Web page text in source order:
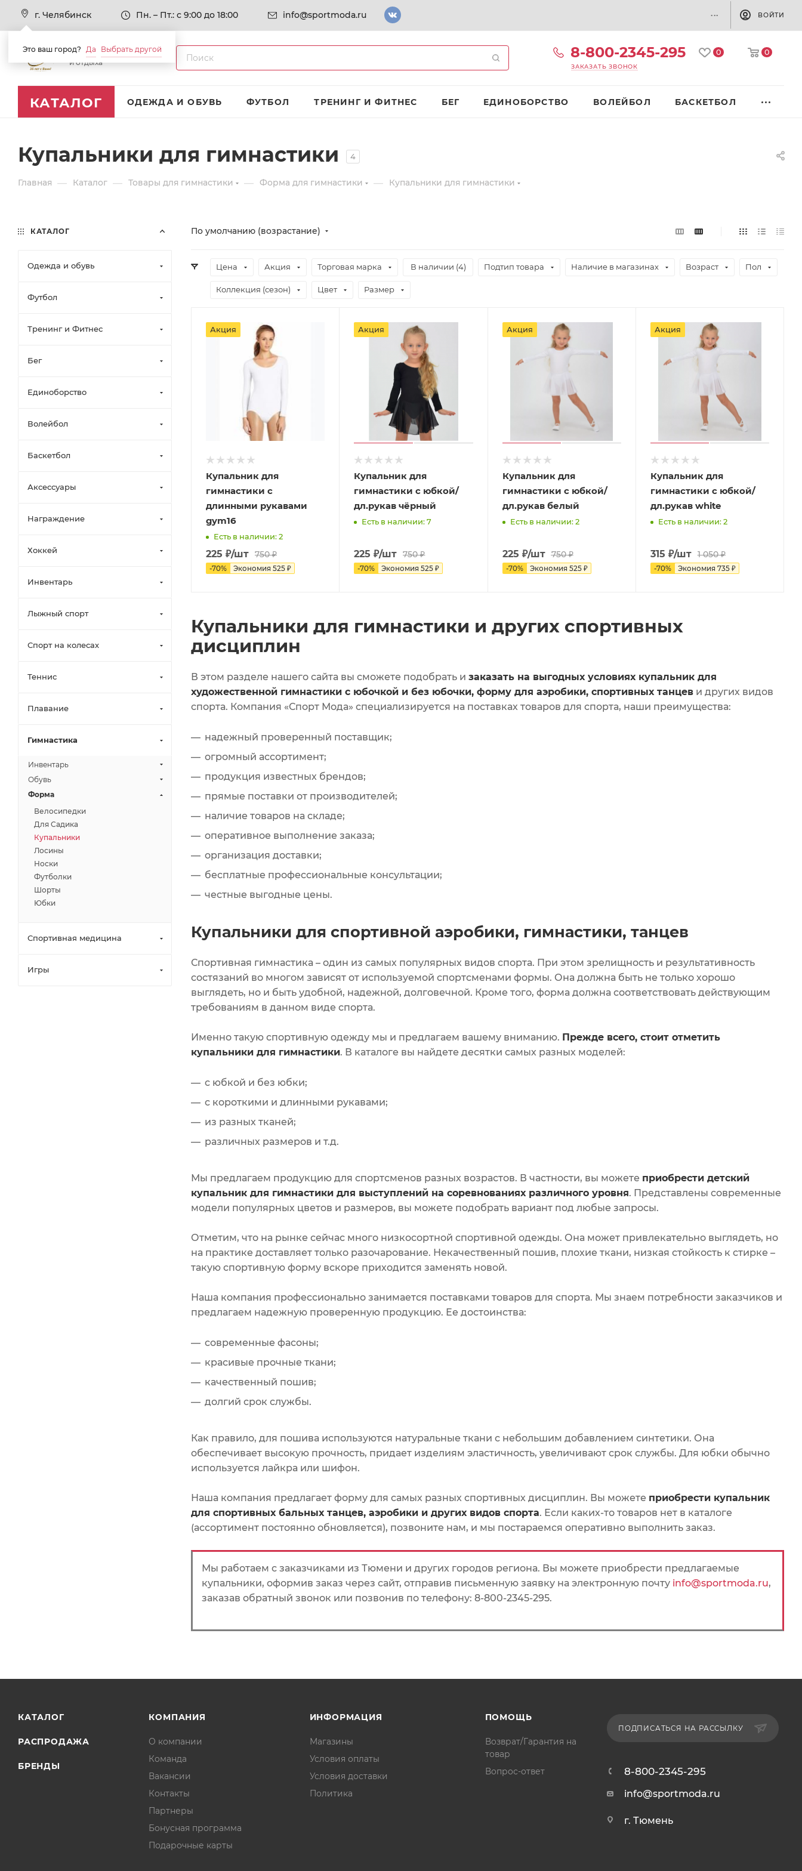
г. Челябинск
Это ваш город? Да Выбрать другой
Пн. – Пт.: с 9:00 до 18:00 info@sportmoda.ru ... ВОЙТИ
Товары для спорта
и отдыха
8-800-2345-295
ЗАКАЗАТЬ ЗВОНОК
0 0
КАТАЛОГ ОДЕЖДА И ОБУВЬ ФУТБОЛ ТРЕНИНГ И ФИТНЕС БЕГ ЕДИНОБОРСТВО ВОЛЕЙБОЛ БАСКЕТБОЛ
Купальники для гимнастики 4
Главная — Каталог — Товары для гимнастики — Форма для гимнастики — Купальники для гимнастики
По умолчанию (возрастание)
Цена Акция Торговая марка В наличии (4) Подтип товара Наличие в магазинах Возраст Пол
Коллекция (сезон) Цвет Размер
Акция
Купальник для
гимнастики с
длинными рукавами
gym16
Есть в наличии: 2
225 ₽/шт 750₽
-70% Экономия 525 ₽
Акция
Купальник для
гимнастики с юбкой/
дл.рукав чёрный
Есть в наличии: 7
225 ₽/шт 750₽
-70% Экономия525 ₽
Акция
Купальник для
гимнастики с юбкой/
дл.рукав белый
Есть в наличии: 2
225 ₽/шт 750₽
-70% Экономия 525₽
Акция
Купальник для
гимнастики с юбкой/
дл.рукав white
Есть в наличии: 2
315 ₽/шт 1 050₽
-70% Экономия 735₽
Купальники для гимнастики и других спортивных
дисциплин
В этом разделе нашего сайта вы сможете подобрать и заказать на выгодных условиях купальник для
художественной гимнастики с юбочкой и без юбочки, форму для аэробики, спортивных танцев и других видов
спорта. Компания «Спорт Мода» специализируется на поставках товаров для спорта, наши преимущества:
надежный проверенный поставщик;
огромный ассортимент;
продукция известных брендов;
прямые поставки от производителей;
наличие товаров на складе;
оперативное выполнение заказа;
организация доставки;
бесплатные профессиональные консультации;
честные выгодные цены.
Купальники для спортивной аэробики, гимнастики, танцев
Спортивная гимнастика – один из самых популярных видов спорта. При этом зрелищность и результативность
состязаний во многом зависят от используемой спортсменами формы. Она должна быть не только хорошо
выглядеть, но и быть удобной, надежной, долговечной. Кроме того, форма должна соответствовать действующим
требованиям в данном виде спорта.
Именно такую спортивную одежду мы и предлагаем вашему вниманию. Прежде всего, стоит отметить
купальники для гимнастики. В каталоге вы найдете десятки самых разных моделей:
с юбкой и без юбки;
с короткими и длинными рукавами;
из разных тканей;
различных размеров и т.д.
Мы предлагаем продукцию для спортсменов разных возрастов. В частности, вы можете приобрести детский
купальник для гимнастики для выступлений на соревнованиях различного уровня. Представлены современные
модели популярных цветов и размеров, вы можете подобрать вариант под любые запросы.
Отметим, что на рынке сейчас много низкосортной спортивной одежды. Она может привлекательно выглядеть, но
на практике доставляет только разочарование. Некачественный пошив, плохие ткани, низкая стойкость к стирке –
такую спортивную форму вскоре приходится заменять новой.
Наша компания профессионально занимается поставками товаров для спорта. Мы знаем потребности заказчиков и
предлагаем надежную проверенную продукцию. Ее достоинства:
современные фасоны;
красивые прочные ткани;
качественный пошив;
долгий срок службы.
Как правило, для пошива используются натуральные ткани с небольшим добавлением синтетики. Она
обеспечивает высокую прочность, придает изделиям эластичность, увеличивают срок службы. Для юбки обычно
используется лайкра или шифон.
Наша компания предлагает форму для самых разных спортивных дисциплин. Вы можете приобрести купальник
для спортивных бальных танцев, аэробики и других видов спорта. Если каких-то товаров нет в каталоге
(ассортимент постоянно обновляется), позвоните нам, и мы постараемся оперативно выполнить заказ.
Мы работаем с заказчиками из Тюмени и других городов региона. Вы можете приобрести предлагаемые
купальники, оформив заказ через сайт, отправив письменную заявку на электронную почту info@sportmoda.ru,
заказав обратный звонок или позвонив по телефону: 8-800-2345-295.
КАТАЛОГ
Одежда и обувь
Футбол
Тренинг и Фитнес
Бег
Единоборство
Волейбол
Баскетбол
Аксессуары
Награждение
Хоккей
Инвентарь
Лыжный спорт
Спорт на колесах
Теннис
Плавание
Гимнастика
Инвентарь
Обувь
Форма
Велосипедки
Для Садика
Купальники
Лосины
Носки
Футболки
Шорты
Юбки
Спортивная медицина
Игры
КАТАЛОГ
РАСПРОДАЖА
БРЕНДЫ
КОМПАНИЯ
О компании
Команда
Вакансии
Контакты
Партнеры
Бонусная программа
Подарочные карты
ИНФОРМАЦИЯ
Магазины
Условия оплаты
Условия доставки
Политика
ПОМОЩЬ
Возврат/Гарантия на
товар
Вопрос-ответ
ПОДПИСАТЬСЯ НА РАССЫЛКУ
8-800-2345-295
info@sportmoda.ru
г. Тюмень